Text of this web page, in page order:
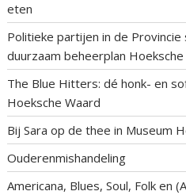
eten
Politieke partijen in de
duurzaam beheerplan Hoeksche
The Blue Hitters: dé honk- en
Hoeksche Waard
Bij Sara op de thee in Museum
Ouderenmishandeling
Americana, Blues, Soul, Folk en